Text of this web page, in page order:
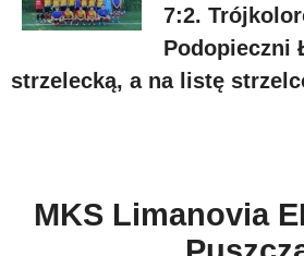
7:2.
Podopieczni
strzelecką, a na listę
MKS Limanovia